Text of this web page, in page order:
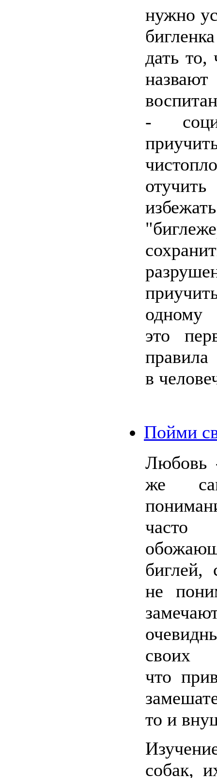
нужно
дать то,
-
избежать
это
в
Пойми
Любовь
же
биглей,
не
своих
что
то и
собак,